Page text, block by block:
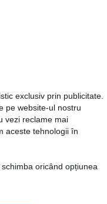
exclusiv prin publicitate.
pe website-ul nostru
vezi reclame mai
aceste tehnologii în
oricând opțiunea
©